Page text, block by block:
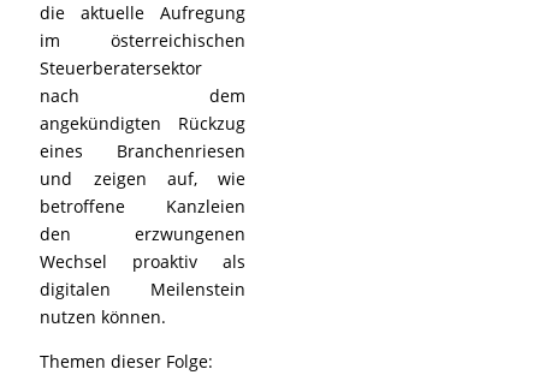
die aktuelle Aufregung
im österreichischen
Steuerberatersektor
nach dem
angekündigten Rückzug
eines Branchenriesen
und zeigen auf, wie
betroffene Kanzleien
den erzwungenen
Wechsel proaktiv als
digitalen Meilenstein
nutzen können.
Themen dieser Folge: